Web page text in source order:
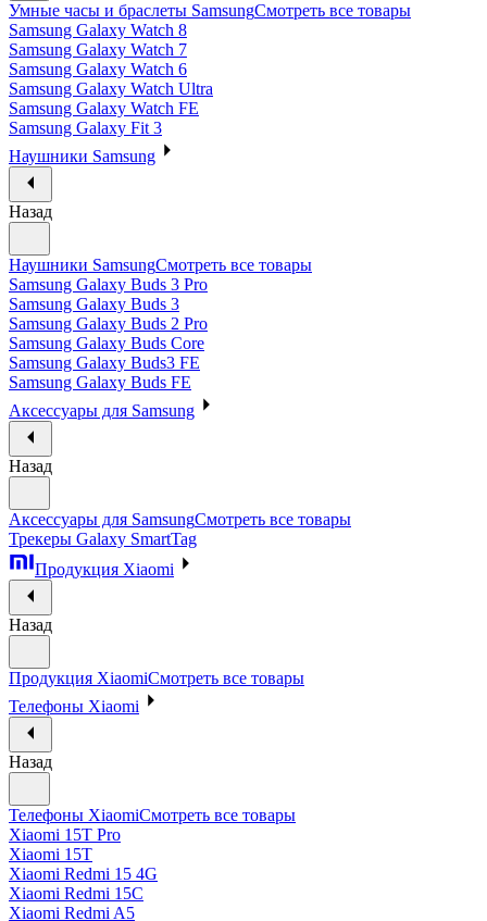
Умные часы и браслеты SamsungСмотреть все товары
Samsung Galaxy Watch 8
Samsung Galaxy Watch 7
Samsung Galaxy Watch 6
Samsung Galaxy Watch Ultra
Samsung Galaxy Watch FE
Samsung Galaxy Fit 3
Наушники Samsung
Назад
Наушники SamsungСмотреть все товары
Samsung Galaxy Buds 3 Pro
Samsung Galaxy Buds 3
Samsung Galaxy Buds 2 Pro
Samsung Galaxy Buds Core
Samsung Galaxy Buds3 FE
Samsung Galaxy Buds FE
Аксессуары для Samsung
Назад
Аксессуары для SamsungСмотреть все товары
Трекеры Galaxy SmartTag
Продукция Xiaomi
Назад
Продукция XiaomiСмотреть все товары
Телефоны Xiaomi
Назад
Телефоны XiaomiСмотреть все товары
Xiaomi 15T Pro
Xiaomi 15T
Xiaomi Redmi 15 4G
Xiaomi Redmi 15C
Xiaomi Redmi A5